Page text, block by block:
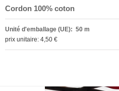
Cordon 100% coton
Unité d'emballage (UE): 50 m
prix unitaire: 4,50 €